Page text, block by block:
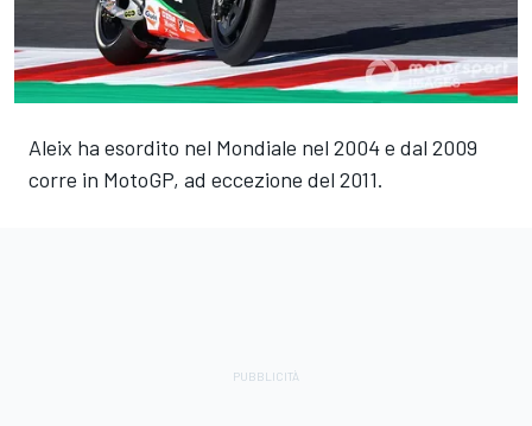
Aleix ha esordito nel Mondiale nel 2004 e dal 2009
corre in MotoGP, ad eccezione del 2011.